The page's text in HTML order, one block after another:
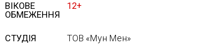
ВІКОВЕ
ОБМЕЖЕННЯ
12+
СТУДІЯ ТОВ «Мун Мен»